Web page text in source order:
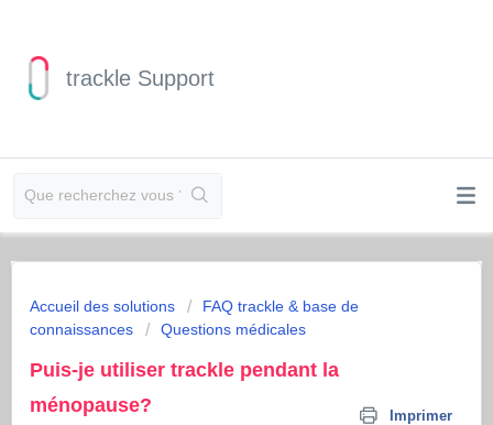
trackle Support
Accueil des solutions
FAQ trackle & base de
connaissances
Questions médicales
Puis-je utiliser trackle pendant la
ménopause?
Imprimer